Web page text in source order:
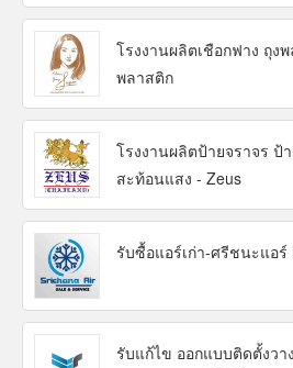
โรงงานผลิตเชือกฟาง ถุง
พลาสติก
โรงงานผลิตป้ายจราจร ป้
สะท้อนแสง - Zeus
รับซื้อแอร์เก่า-ศรีชนะแอร์
รับแก้ไข ออกแบบติดตั้งวา